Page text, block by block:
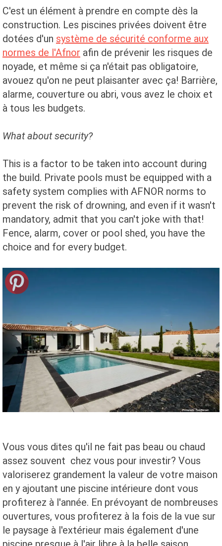
C'est un élément à prendre en compte dès la
construction. Les piscines privées doivent être
dotées d'un système de sécurité conforme aux
normes de l'Afnor afin de prévenir les risques de
noyade, et même si ça n'était pas obligatoire,
avouez qu'on ne peut plaisanter avec ça! Barrière,
alarme, couverture ou abri, vous avez le choix et
à tous les budgets.
What about security?
This is a factor to be taken into account during
the build. Private pools must be equipped with a
safety system complies with AFNOR norms to
prevent the risk of drowning, and even if it wasn't
mandatory, admit that you can't joke with that!
Fence, alarm, cover or pool shed, you have the
choice and for every budget.
Vous vous dites qu'il ne fait pas beau ou chaud
assez souvent chez vous pour investir? Vous
valoriserez grandement la valeur de votre maison
en y ajoutant une piscine intérieure dont vous
profiterez à l'année. En prévoyant de nombreuses
ouvertures, vous profiterez à la fois de la vue sur
le paysage à l'extérieur mais également d'une